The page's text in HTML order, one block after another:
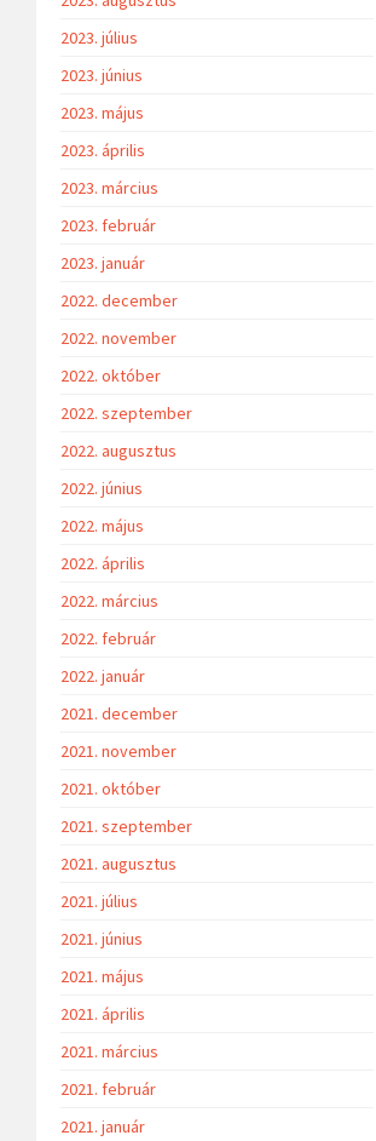
2023. július
2023. június
2023. május
2023. április
2023. március
2023. február
2023. január
2022. december
2022. november
2022. október
2022. szeptember
2022. augusztus
2022. június
2022. május
2022. április
2022. március
2022. február
2022. január
2021. december
2021. november
2021. október
2021. szeptember
2021. augusztus
2021. július
2021. június
2021. május
2021. április
2021. március
2021. február
2021. január